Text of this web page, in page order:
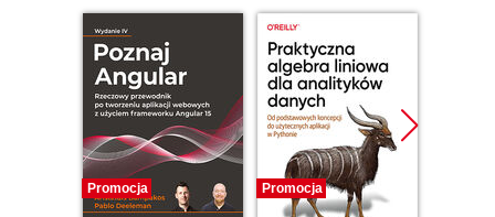
Podsumowanie (34)
Rozdział 2. Anatomia ataku (35)
Zdarzenia związane z bezpieczeństwem (35)
Luki i podatność na włamanie (36)
Klasyfikacja luk (36)
Ataki (41)
Nieformalny model ataku (43)
Promocja Promocja